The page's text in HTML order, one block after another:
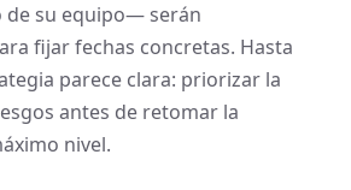
su equipo— serán
fijar fechas concretas. Hasta
parece clara: priorizar la
antes de retomar la
nivel.